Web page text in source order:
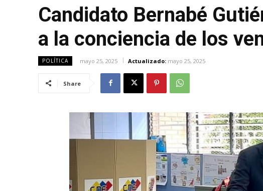
Candidato Bernabé
a la conciencia de los
POLÍTICA mayo 25, 2025 Actualizado: mayo 25, 2025
Share